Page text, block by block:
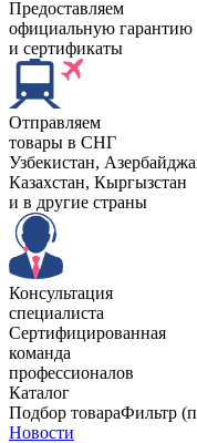
Предоставляем
официальную гарантию
и сертификаты
Отправляем
товары в СНГ
Узбекистан,
Казахстан, Кыргызстан
и в другие страны
Консультация
специалиста
Сертифицированная
команда
профессионалов
Каталог
Подбор товараФильтр
Новости